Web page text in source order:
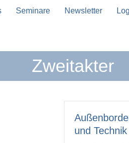
Seminare Newsletter
Zweitakter
verfügbar sind,
und Technik